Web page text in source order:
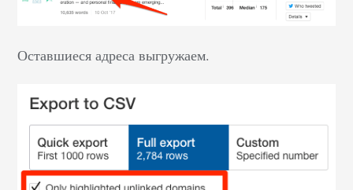
Оставшиеся адреса выгружаем.